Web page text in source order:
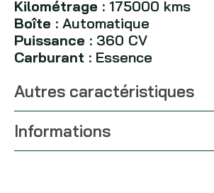
Kilométrage : 175000 kms
Boîte : Automatique
Puissance : 360 CV
Carburant : Essence
Autres caractéristiques
Informations